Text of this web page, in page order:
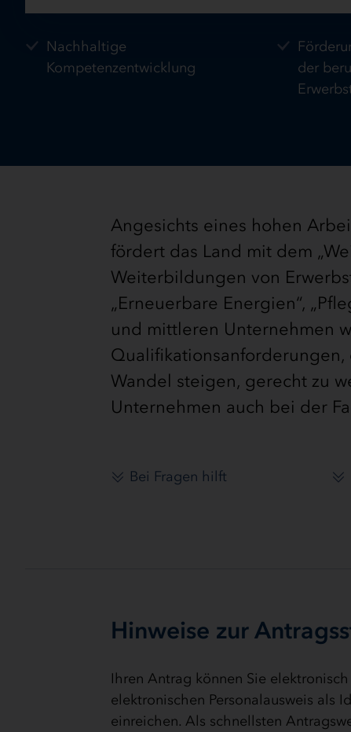
Nachhaltige
Kompetenzentwicklung
der
Angesichts eines hohen
fördert das Land mit dem
Weiterbildungen von
„Erneuerbare Energien“,
und mittleren Unternehmen
Wandel steigen, gerecht zu
Unternehmen auch bei der
Bei Fragen hilft
Hinweise zur
Ihren Antrag können Sie
elektronischen Personalausweis als
einreichen. Als schnellsten